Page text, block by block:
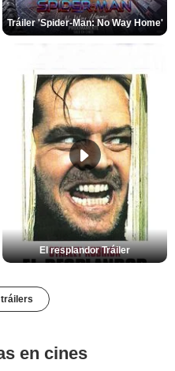
Tráiler 'Spider-Man: No Way Home'
El resplandor Tráiler
en cines